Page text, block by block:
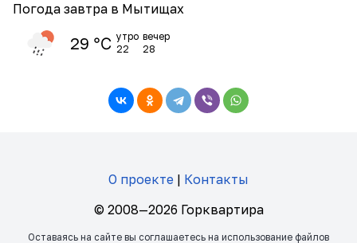
Погода завтра в Мытищах
29 ℃ утро
22
вечер
28
О проекте | Контакты
© 2008—2026 Горквартира
Оставаясь на сайте вы соглашаетесь на использование файлов